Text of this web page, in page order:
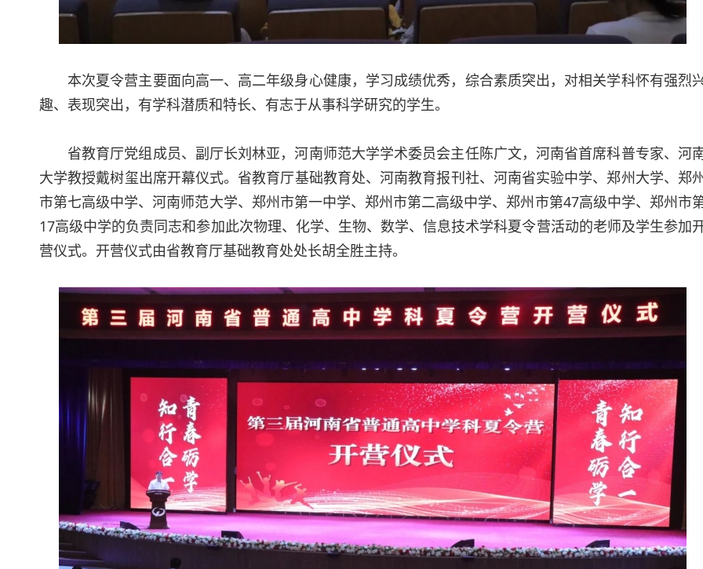
本次夏令营主要面向高一、高二年级身心健康，学习成绩优秀，综合素质突出，对相关学科怀有强烈
趣、表现突出，有学科潜质和特长、有志于从事科学研究的学生。
省教育厅党组成员、副厅长刘林亚，河南师范大学学术委员会主任陈广文，河南省首席科普专家、河
大学教授戴树玺出席开幕仪式。省教育厅基础教育处、河南教育报刊社、河南省实验中学、郑州大学、郑
市第七高级中学、河南师范大学、郑州市第一中学、郑州市第二高级中学、郑州市第47高级中学、郑州市
17高级中学的负责同志和参加此次物理、化学、生物、数学、信息技术学科夏令营活动的老师及学生参加
营仪式。开营仪式由省教育厅基础教育处处长胡全胜主持。